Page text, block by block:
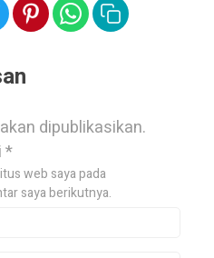
dipublikasikan.
*
web saya pada
saya berikutnya.